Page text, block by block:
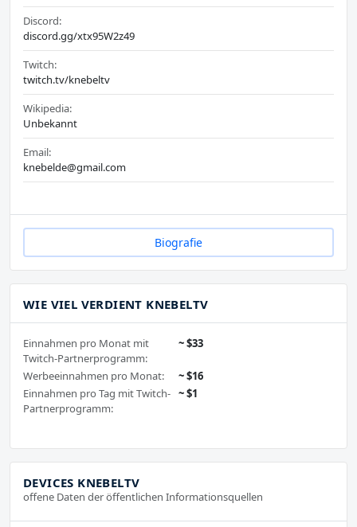
Discord:
discord.gg/xtx95W2z49
Twitch:
twitch.tv/knebeltv
Wikipedia:
Unbekannt
Email:
knebelde@gmail.com
Biografie
WIE VIEL VERDIENT KNEBELTV
Einnahmen pro Monat mit
Twitch-Partnerprogramm:
~ $33
Werbeeinnahmen pro Monat:
~ $16
Einnahmen pro Tag mit Twitch-
Partnerprogramm:
~ $1
DEVICES KNEBELTV
offene Daten der öffentlichen Informationsquellen